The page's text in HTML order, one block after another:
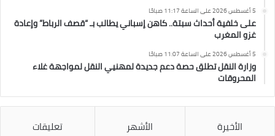
5 أغسطس 2026 على الساعة 11:17 صباحًا
على خلفية أحداث سبتة.. كاهن إسباني يطالب بـ “قصف الرباط” وإعادة
غزو المغرب
5 أغسطس 2026 على الساعة 11:07 صباحًا
وزارة النقل تطلق حصة دعم جديدة لمهنيي النقل لمواجهة غلاء
المحروقات
الأخيرة الأشهر تعليقات